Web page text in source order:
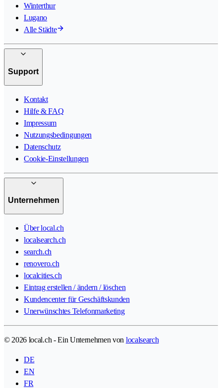
Winterthur
Lugano
Alle Städte
Support
Kontakt
Hilfe & FAQ
Impressum
Nutzungsbedingungen
Datenschutz
Cookie-Einstellungen
Unternehmen
Über local.ch
localsearch.ch
search.ch
renovero.ch
localcities.ch
Eintrag erstellen / ändern / löschen
Kundencenter für Geschäftskunden
Unerwünschtes Telefonmarketing
© 2026 local.ch - Ein Unternehmen von localsearch
DE
EN
FR